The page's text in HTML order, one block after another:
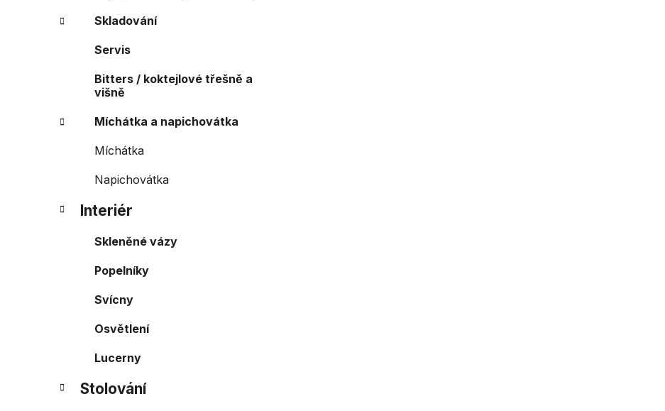
Skladování
Servis
Bitters / koktejlové třešně a
višně
Míchátka a napichovátka
Míchátka
Napichovátka
Interiér
Skleněné vázy
Popelníky
Svícny
Osvětlení
Lucerny
Stolování